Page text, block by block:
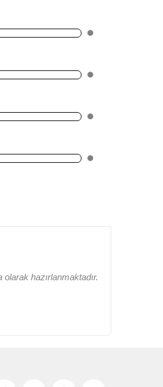
hazırlanmaktadır.